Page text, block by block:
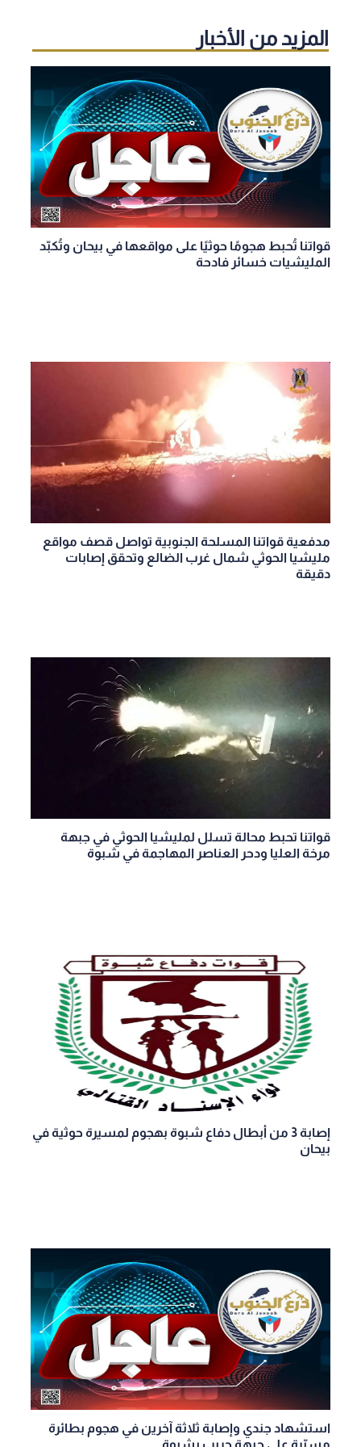
المزيد من الأخبار
قواتنا تُحبط هجومًا حوثيًا على مواقعها في بيحان وتُكبّد
المليشيات خسائر فادحة
مدفعية قواتنا المسلحة الجنوبية تواصل قصف مواقع
مليشيا الحوثي شمال غرب الضالع وتحقق إصابات
دقيقة
قواتنا تحبط محالة تسلل لمليشيا الحوثي في جبهة
مرخة العليا ودحر العناصر المهاجمة في شبوة
إصابة 3 من أبطال دفاع شبوة بهجوم لمسيرة حوثية في
بيحان
استشهاد جندي وإصابة ثلاثة آخرين في هجوم بطائرة